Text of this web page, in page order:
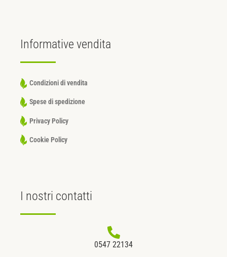
Informative vendita
Condizioni di vendita
Spese di spedizione
Privacy Policy
Cookie Policy
I nostri contatti
0547 22134